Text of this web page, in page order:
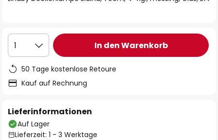
1 In den Warenkorb
50 Tage kostenlose Retoure
Kauf auf Rechnung
Lieferinformationen
Auf Lager
Lieferzeit: 1 - 3 Werktage